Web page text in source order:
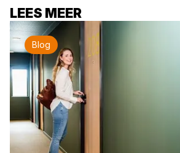
LEES MEER
Blog